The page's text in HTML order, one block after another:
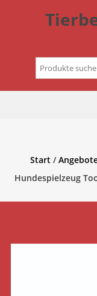
Suchen
nach:
Start/
Hundespielzeug